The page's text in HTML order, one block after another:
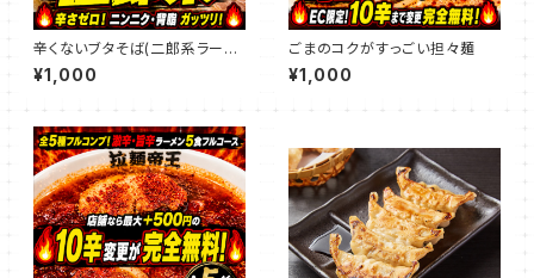
辛くないブタそば(二郎系ラーメ
ン)
¥1,000
ごまのコクがすっごい担々麺
¥1,000